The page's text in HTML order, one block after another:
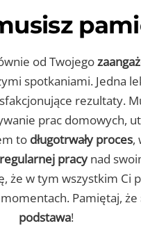
od Twojego
spotkaniami. Jedna
rezultaty.
prac domowych,
to długotrwały proces,
pracynad
że w tym wszystkim Ci
Pamiętaj, że
podstawa!